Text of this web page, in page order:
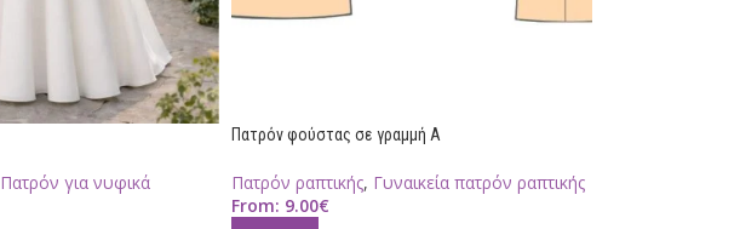
Πατρόν για νυφικά
Πατρόν φούστας σε γραμμή Α
Πατρόν ραπτικής, Γυναικεία πατρόν ραπτικής
From: 9.00€